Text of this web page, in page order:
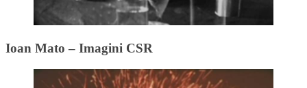
Ioan Mato – Imagini CSR